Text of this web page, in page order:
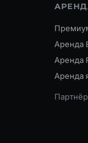
Аренда
Аренда
Аренда